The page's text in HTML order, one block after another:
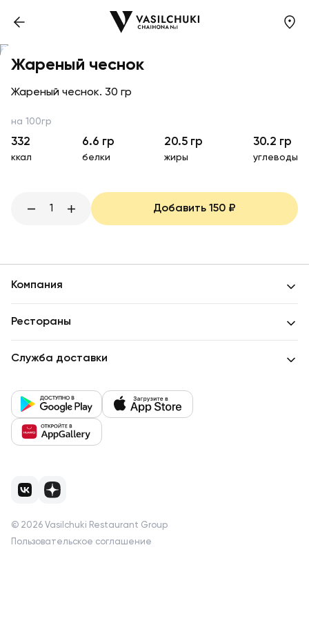
Жареный чеснок
Жареный чеснок. 30 гр
на 100гр
332
ккал
6.6 гр
белки
20.5 гр
жиры
30.2 гр
углеводы
1 Добавить 150 ₽
Компания
Рестораны
Служба доставки
© 2026 Vasilchuki Restaurant Group
Пользовательское соглашение